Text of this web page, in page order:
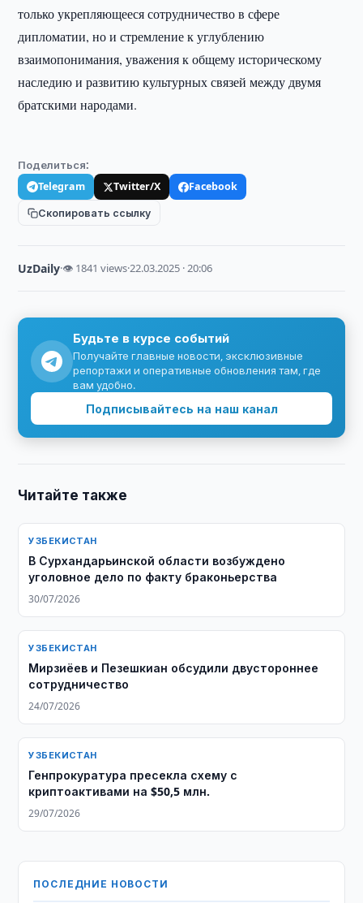
только укрепляющееся сотрудничество в сфере
дипломатии, но и стремление к углублению
взаимопонимания, уважения к общему историческому
наследию и развитию культурных связей между двумя
братскими народами.
Поделиться:
Telegram Twitter/X
Facebook
Скопировать ссылку
UzDaily·👁 1841 views·22.03.2025 · 20:06
Будьте в курсе событий
Получайте главные новости, эксклюзивные
репортажи и оперативные обновления там, где
вам удобно.
Подписывайтесь на наш канал
Читайте также
УЗБЕКИСТАН
​​​​​​​В Сурхандарьинской области возбуждено
уголовное дело по факту браконьерства
30/07/2026
УЗБЕКИСТАН
Мирзиёев и Пезешкиан обсудили двустороннее
сотрудничество
24/07/2026
УЗБЕКИСТАН
Генпрокуратура пресекла схему с
криптоактивами на $50,5 млн.
29/07/2026
ПОСЛЕДНИЕ НОВОСТИ